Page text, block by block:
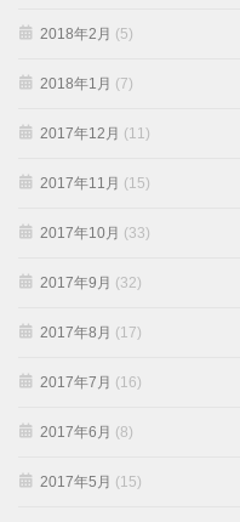
2018年2月 (5)
2018年1月 (7)
2017年12月 (11)
2017年11月 (15)
2017年10月 (33)
2017年9月 (32)
2017年8月 (17)
2017年7月 (16)
2017年6月 (8)
2017年5月 (15)